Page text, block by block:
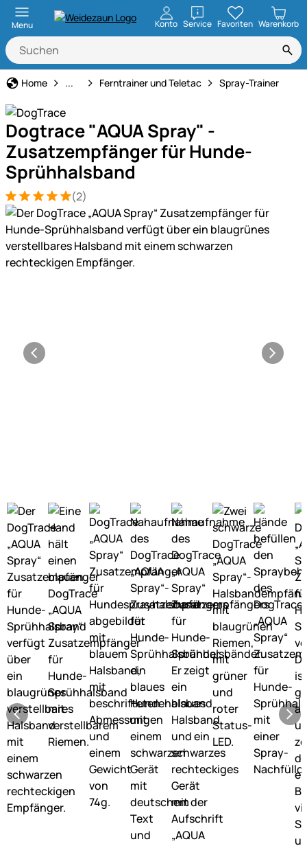
Menu Konto ServiceöffnenFavoriten Warenkorb
Home Hundeerziehung & Ferntrainer
... Ferntrainer und Teletac Spray-Trainer
Dogtrace "AQUA Spray" -
Zusatzempfänger für Hunde-
Sprühhalsband
Bewertung: 5 von 5 (2 Bewertungen)
2 Bewertungen
(2)
Produktgalerie